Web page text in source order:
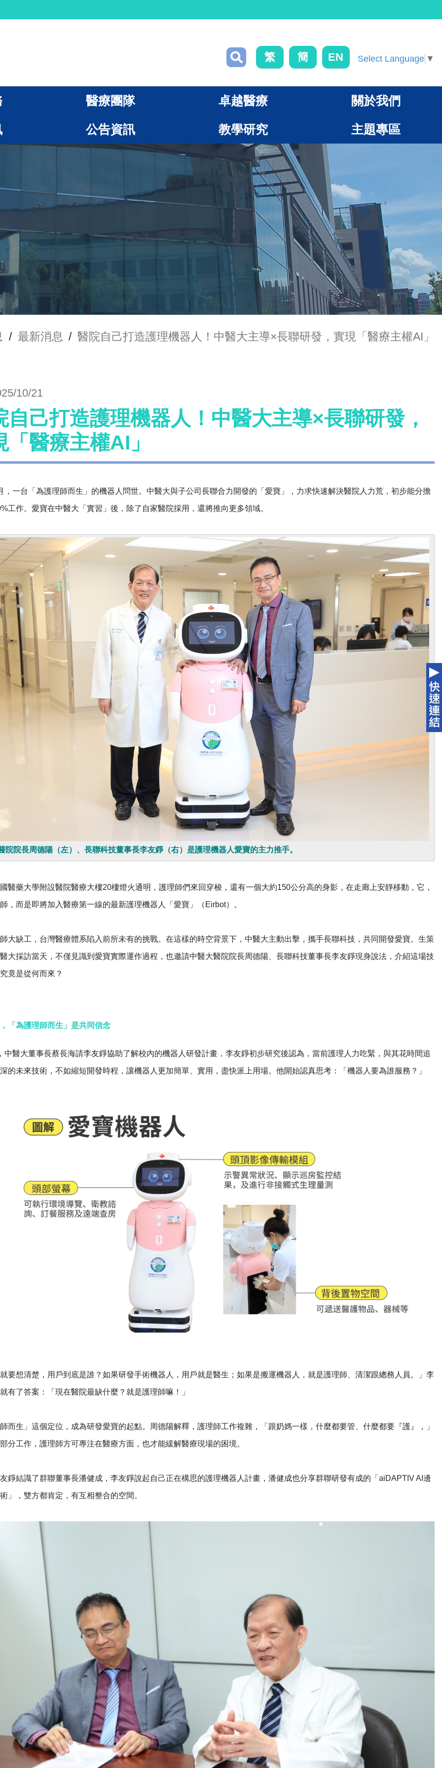
繁 簡 EN Select Language ▼
醫療團隊 卓越醫療 關於我們
公告資訊 教學研究 主題專區
/ 最新消息 / 醫院自己打造護理機器人！中醫大主導×長聯研發，實現「醫療主權AI」
10/21
自己打造護理機器人！中醫大主導×長聯研發，
「醫療主權AI」
，一台「為護理師而生」的機器人問世。中醫大與子公司長聯合力開發的「愛寶」，力求快速解決醫院人力荒，初步能分擔
工作。愛寶在中醫大「實習」後，除了自家醫院採用，還將推向更多領域。
院院長周德陽（左）、長聯科技董事長李友錚（右）是護理機器人愛寶的主力推手。
醫藥大學附設醫院醫療大樓20樓燈火通明，護理師們來回穿梭，還有一個大約150公分高的身影，在走廊上安靜移動，它，
，而是即將加入醫療第一線的最新護理機器人「愛寶」（Eirbot）。
大缺工，台灣醫療體系陷入前所未有的挑戰。在這樣的時空背景下，中醫大主動出擊，攜手長聯科技，共同開發愛寶。生策
大採訪當天，不僅見識到愛寶實際運作過程，也邀請中醫大醫院院長周德陽、長聯科技董事長李友錚現身說法，介紹這場技
竟是從何而來？
「為護理師而生」是共同信念
中醫大董事長蔡長海請李友錚協助了解校內的機器人研發計畫，李友錚初步研究後認為，當前護理人力吃緊，與其花時間追
的未來技術，不如縮短開發時程，讓機器人更加簡單、實用，盡快派上用場。他開始認真思考：「機器人要為誰服務？」
要想清楚，用戶到底是誰？如果研發手術機器人，用戶就是醫生；如果是搬運機器人，就是護理師、清潔跟總務人員。」李
有了答案：「現在醫院最缺什麼？就是護理師嘛！」
而生」這個定位，成為研發愛寶的起點。周德陽解釋，護理師工作複雜，「跟奶媽一樣，什麼都要管、什麼都要『護』，」
分工作，護理師方可專注在醫療方面，也才能緩解醫療現場的困境。
錚結識了群聯董事長潘健成，李友錚說起自己正在構思的護理機器人計畫，潘健成也分享群聯研發有成的「aiDAPTIV AI邊
」，雙方都肯定，有互相整合的空間。